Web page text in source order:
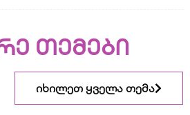
თემები
იხილეთ ყველა თემა